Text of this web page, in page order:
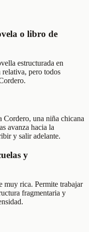
o libro de
estructurada en
pero todos
Cordero, una niña chicana
avanza hacia la
y salir adelante.
y
muy rica. Permite trabajar
fragmentaria y